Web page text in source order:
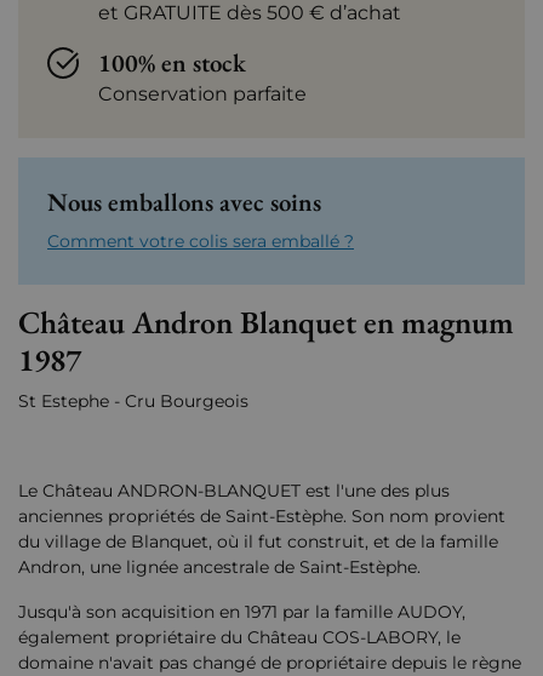
et GRATUITE dès 500 € d’achat
100% en stock
Conservation parfaite
Nous emballons avec soins
Comment votre colis sera emballé ?
Château Andron Blanquet en magnum
1987
St Estephe - Cru Bourgeois
Le Château ANDRON-BLANQUET est l'une des plus
anciennes propriétés de Saint-Estèphe. Son nom provient
du village de Blanquet, où il fut construit, et de la famille
Andron, une lignée ancestrale de Saint-Estèphe.
Jusqu'à son acquisition en 1971 par la famille AUDOY,
également propriétaire du Château COS-LABORY, le
domaine n'avait pas changé de propriétaire depuis le règne